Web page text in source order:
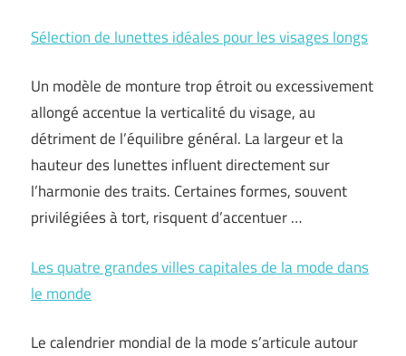
Sélection de lunettes idéales pour les visages longs
Un modèle de monture trop étroit ou excessivement
allongé accentue la verticalité du visage, au
détriment de l’équilibre général. La largeur et la
hauteur des lunettes influent directement sur
l’harmonie des traits. Certaines formes, souvent
privilégiées à tort, risquent d’accentuer …
Les quatre grandes villes capitales de la mode dans
le monde
Le calendrier mondial de la mode s’articule autour